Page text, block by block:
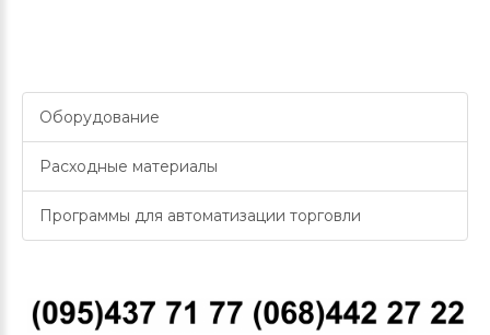
Оборудование
Расходные материалы
Программы для автоматизации торговли